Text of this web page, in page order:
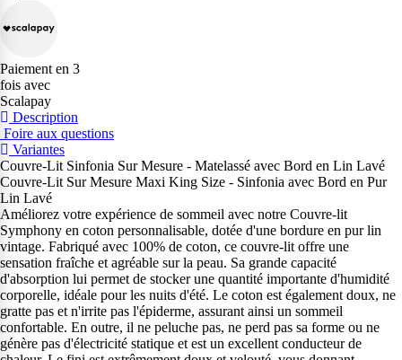
Paiement en 3
fois avec
Scalapay
Description
Foire aux questions
Variantes
Couvre-Lit Sinfonia Sur Mesure - Matelassé avec Bord en Lin Lavé
Couvre-Lit Sur Mesure Maxi King Size - Sinfonia avec Bord en Pur
Lin Lavé
Améliorez votre expérience de sommeil avec notre Couvre-lit
Symphony en coton personnalisable, dotée d'une bordure en pur lin
vintage. Fabriqué avec 100% de coton, ce couvre-lit offre une
sensation fraîche et agréable sur la peau. Sa grande capacité
d'absorption lui permet de stocker une quantité importante d'humidité
corporelle, idéale pour les nuits d'été. Le coton est également doux, ne
gratte pas et n'irrite pas l'épiderme, assurant ainsi un sommeil
confortable. En outre, il ne peluche pas, ne perd pas sa forme ou ne
génère pas d'électricité statique et est un excellent conducteur de